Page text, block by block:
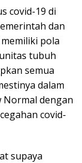
covid-19 di
dan
pola
tubuh
semua
dalam
dengan
covid-
supaya